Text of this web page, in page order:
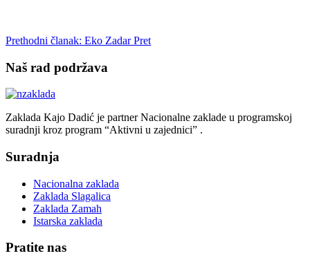
Prethodni članak: Eko ZadarPret
Naš rad podržava
Zaklada Kajo Dadić je partner Nacionalne zaklade u programskoj
suradnji kroz program “Aktivni u zajednici” .
Suradnja
Nacionalna zaklada
Zaklada Slagalica
Zaklada Zamah
Istarska zaklada
Pratite nas